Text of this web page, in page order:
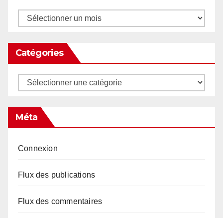
Archives
Catégories
Catégories
Méta
Connexion
Flux des publications
Flux des commentaires